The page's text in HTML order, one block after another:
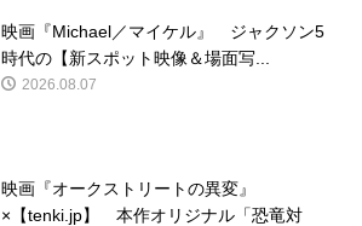
映画『Michael／マイケル』 ジャクソン5
時代の【新スポット映像＆場面写...
2026.08.07
映画『オークストリートの異変』
×【tenki.jp】 本作オリジナル「恐竜対